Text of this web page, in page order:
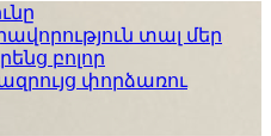
տալ մեր
բոլոր
փորձառու